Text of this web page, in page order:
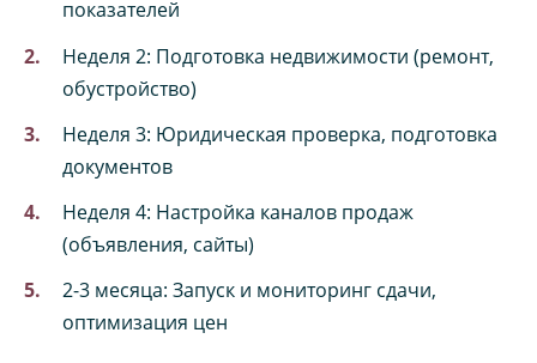
показателей
Неделя 2: Подготовка недвижимости (ремонт,
обустройство)
Неделя 3: Юридическая проверка, подготовка
документов
Неделя 4: Настройка каналов продаж
(объявления, сайты)
2-3 месяца: Запуск и мониторинг сдачи,
оптимизация цен